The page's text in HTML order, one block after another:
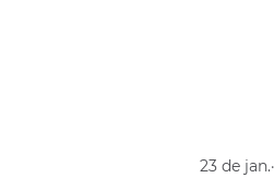
23 de jan.